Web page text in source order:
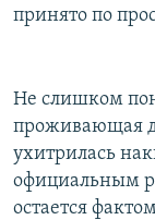
принято по
Не слишком
проживающая
ухитрилась
официальным
остается